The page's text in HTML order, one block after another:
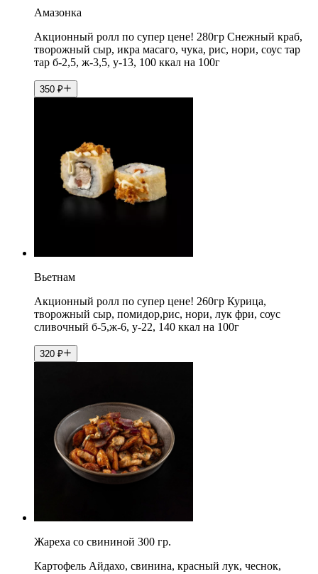
Амазонка
Акционный ролл по супер цене! 280гр Снежный краб,
творожный сыр, икра масаго, чука, рис, нори, соус тар
тар б-2,5, ж-3,5, у-13, 100 ккал на 100г
350 ₽
Вьетнам
Акционный ролл по супер цене! 260гр Курица,
творожный сыр, помидор,рис, нори, лук фри, соус
сливочный б-5,ж-6, у-22, 140 ккал на 100г
320 ₽
Жареха со свининой 300 гр.
Картофель Айдахо, свинина, красный лук, чеснок,